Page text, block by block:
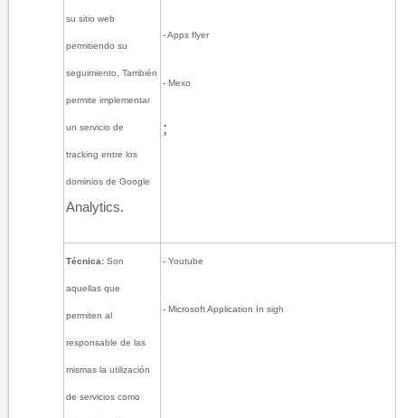
su sitio web
permitiendo su
seguimiento. También
permite implementar
un servicio de
tracking entre los
dominios de Google
Analytics.
- Apps flyer
- Mexo
;
Técnica:Son
aquellas que
permiten al
responsable de las
mismas la utilización
de servicios como
- Youtube
- Microsoft Application In sigh